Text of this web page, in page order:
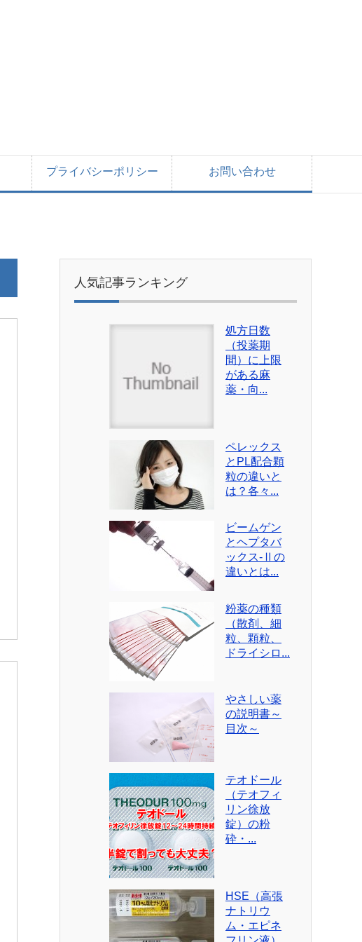
プライバシーポリシー お問い合わせ
人気記事ランキング
処方日数
（投薬期
間）に上限
がある麻
薬・向...
ペレックス
とPL配合顆
粒の違いと
は？各々...
ビームゲン
とヘプタバ
ックス-Ⅱの
違いとは...
粉薬の種類
（散剤、細
粒、顆粒、
ドライシロ...
やさしい薬
の説明書～
目次～
テオドール
（テオフィ
リン徐放
錠）の粉
砕・...
HSE（高張
ナトリウ
ム・エピネ